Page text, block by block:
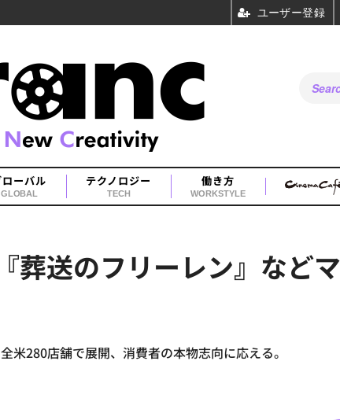
ローバル
GLOBAL
テクノロジー
TECH
働き方
WORKSTYLE
送のフリーレン』など
280店舗で展開、消費者の本物志向に応える。
ユーザー登録